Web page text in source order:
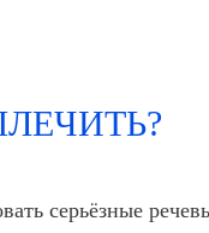
серьёзные